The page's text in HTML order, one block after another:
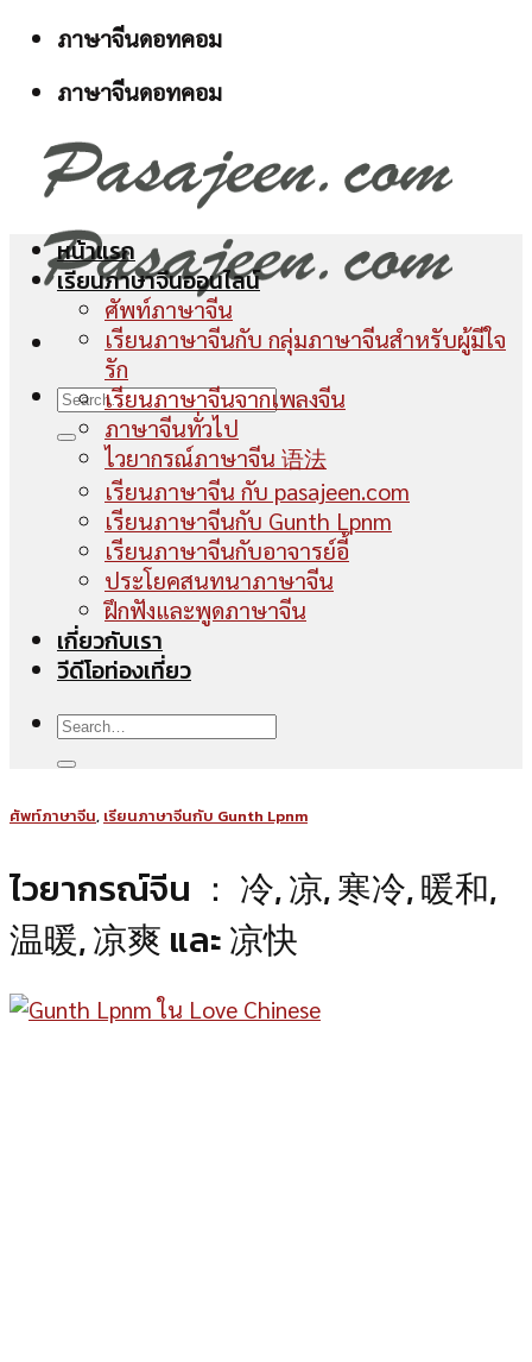
Skip
content
ภาษาจีนดอทคอม
ภาษาจีนดอทคอม
หน้าแรก
เรียนภาษาจีนออนไลน์
ศัพท์ภาษาจีน
เรียนภาษาจีนกับ กลุ่มภาษาจีนสำหรับผู้มีใจ
รัก
เรียนภาษาจีนจากเพลงจีน
ภาษาจีนทั่วไป
ไวยากรณ์ภาษาจีน 语法
เรียนภาษาจีน กับ pasajeen.com
เรียนภาษาจีนกับ Gunth Lpnm
เรียนภาษาจีนกับอาจารย์อี้
ประโยคสนทนาภาษาจีน
ฝึกฟังและพูดภาษาจีน
เกี่ยวกับเรา
วีดีโอท่องเที่ยว
ศัพท์ภาษาจีน, เรียนภาษาจีนกับ Gunth Lpnm
ไวยากรณ์จีน ： 冷, 凉, 寒冷, 暖和,
温暖, 凉爽 และ 凉快